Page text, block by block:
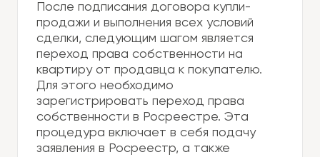
После подписания договора купли-
продажи и выполнения всех условий
сделки, следующим шагом является
переход права собственности на
квартиру от продавца к покупателю.
Для этого необходимо
зарегистрировать переход права
собственности в Росреестре. Эта
процедура включает в себя подачу
заявления в Росреестр, а также